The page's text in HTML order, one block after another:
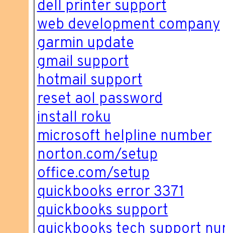
dell printer support
web development company
garmin update
gmail support
hotmail support
reset aol password
install roku
microsoft helpline number
norton.com/setup
office.com/setup
quickbooks error 3371
quickbooks support
quickbooks tech support